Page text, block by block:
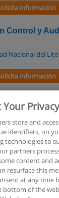
información
Control y
Nacional del
información
en Gestión
Familia
información
store and
identifiers, on
technologies to
partners
content and
resurface this
at any time
bottom of the